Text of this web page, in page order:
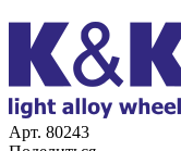
Арт. 80243